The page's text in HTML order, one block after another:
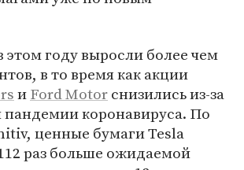
этом году выросли более чем
в то время как акции
иFord Motorснизились из-за
пандемии коронавируса. По
ценные бумаги Tesla
раз больше ожидаемой